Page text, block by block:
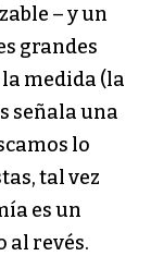
– y un
grandes
medida (la
señala una
lo
tal vez
es un
al revés.